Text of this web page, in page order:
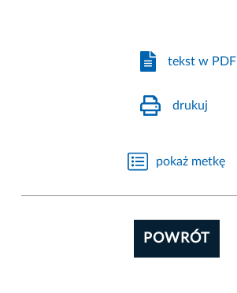
tekst w PDF
drukuj
pokaż metkę
POWRÓT